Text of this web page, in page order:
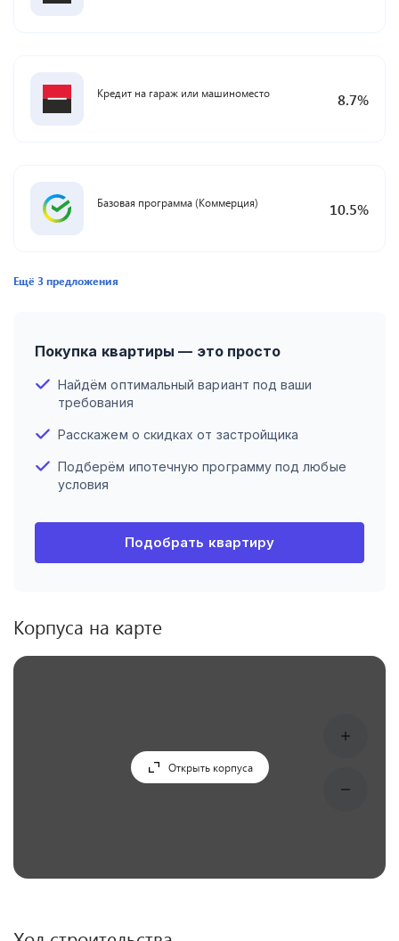
Кредит на гараж или машиноместо 8.7%
Базовая программа (Коммерция) 10.5%
Ещё3предложения
Покупка квартиры — это просто
Найдём оптимальный вариант под ваши
требования
Расскажем о скидках от застройщика
Подберём ипотечную программу под любые
условия
Подобрать квартиру
Корпуса на карте
Открыть корпуса